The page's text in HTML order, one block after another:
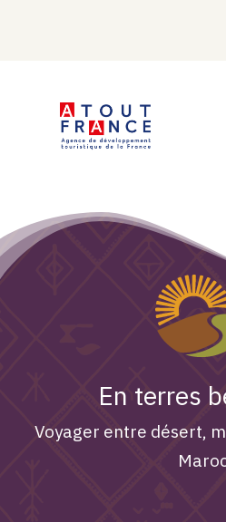
En terres
Voyager entre désert,